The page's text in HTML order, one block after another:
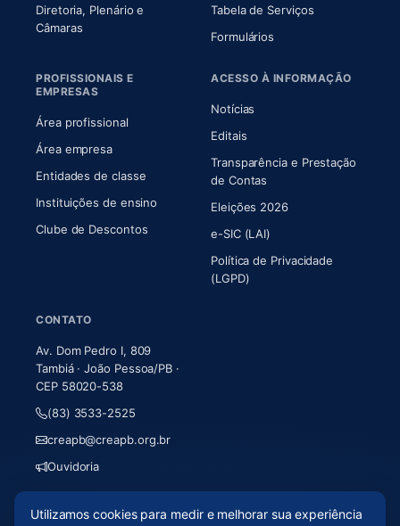
Diretoria, Plenário e
Câmaras(abre em nova aba)
Tabela de Serviços
Formulários
PROFISSIONAIS E
EMPRESAS
Área profissional
Área empresa
Entidades de classe
Instituições de ensino
Clube de Descontos
ACESSO À INFORMAÇÃO
Notícias
Editais
Transparência e Prestação
de Contas
Eleições 2026
e-SIC (LAI)
Política de Privacidade
(LGPD)
CONTATO
Av. Dom Pedro I, 809
Tambiá · João Pessoa/PB ·
CEP 58020-538
(83) 3533-2525
creapb@creapb.org.br
Ouvidoria
Utilizamos cookies para medir e melhorar sua experiência